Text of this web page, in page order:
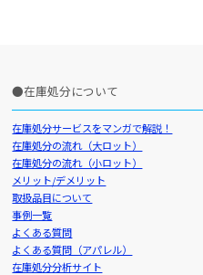
在庫処分について
在庫処分サービスをマンガで解説！
在庫処分の流れ（大ロット）
在庫処分の流れ（小ロット）
メリット/デメリット
取扱品目について
事例一覧
よくある質問
よくある質問（アパレル）
在庫処分分析サイト